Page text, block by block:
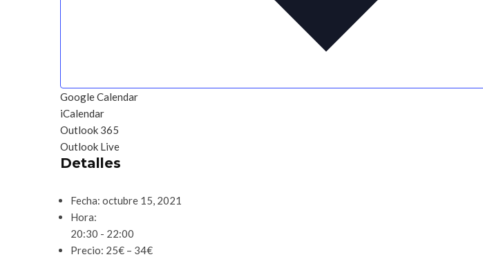
Google Calendar
iCalendar
Outlook 365
Outlook Live
Detalles
Fecha: octubre 15, 2021
Hora:
20:30 - 22:00
Precio: 25€ – 34€